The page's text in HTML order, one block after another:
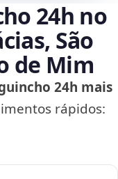
24h no
São
de Mim
24h mais
rápidos: